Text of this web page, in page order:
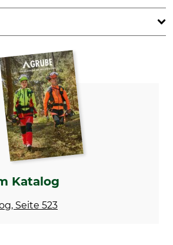
zaun.de
Modellbezeichnung
im Ring, normal verzinkt
Drahtstärke
2 mm
Katalog
Seite 523